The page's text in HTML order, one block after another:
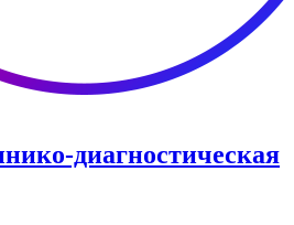
диагностическая